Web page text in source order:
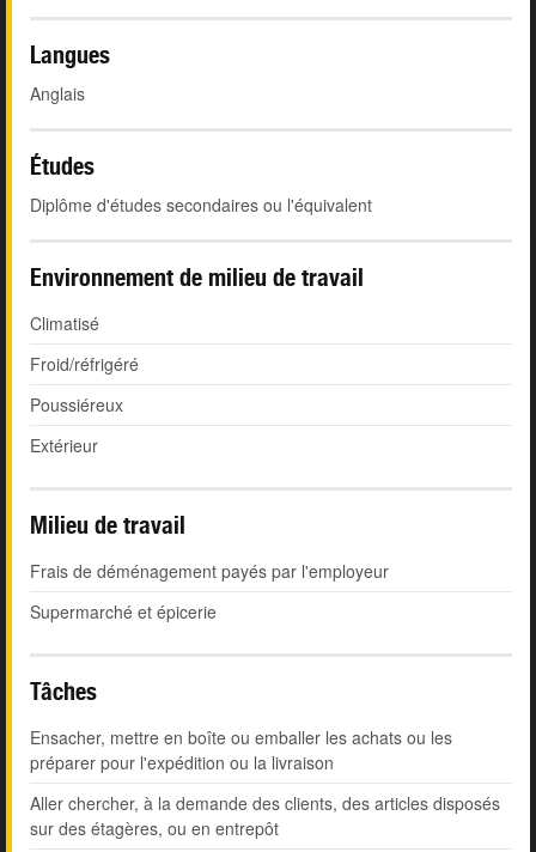
Langues
Anglais
Études
Diplôme d'études secondaires ou l'équivalent
Environnement de milieu de travail
Climatisé
Froid/réfrigéré
Poussiéreux
Extérieur
Milieu de travail
Frais de déménagement payés par l'employeur
Supermarché et épicerie
Tâches
Ensacher, mettre en boîte ou emballer les achats ou les
préparer pour l'expédition ou la livraison
Aller chercher, à la demande des clients, des articles disposés
sur des étagères, ou en entrepôt